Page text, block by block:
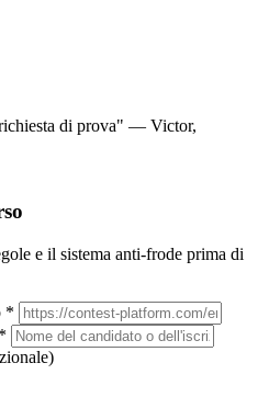
di prova" — Victor,
e il sistema anti-frode prima di
*
*